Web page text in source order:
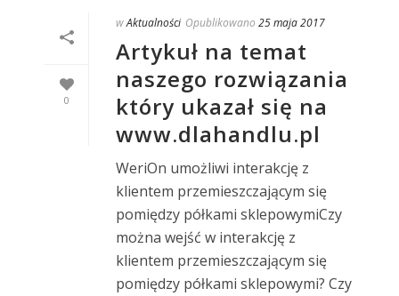
0
wAktualności Opublikowano 25 maja 2017
Artykuł na temat
naszego rozwiązania
który ukazał się na
www.dlahandlu.pl
WeriOn umożliwi interakcję z
klientem przemieszczającym się
pomiędzy półkami sklepowymiCzy
można wejść w interakcję z
klientem przemieszczającym się
pomiędzy półkami sklepowymi? Czy